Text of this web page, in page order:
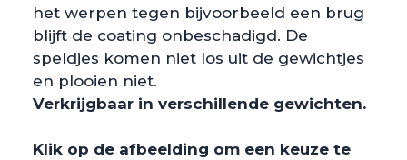
het werpen tegen bijvoorbeeld een brug
blijft de coating onbeschadigd. De
speldjes komen niet los uit de gewichtjes
en plooien niet.
Verkrijgbaar in verschillende gewichten.
Klik op de afbeelding om een keuze te